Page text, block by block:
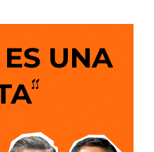
y padres tramiten
hijos antes de abandonar
agilizando el acceso a
el servicio opera en
especialmente para